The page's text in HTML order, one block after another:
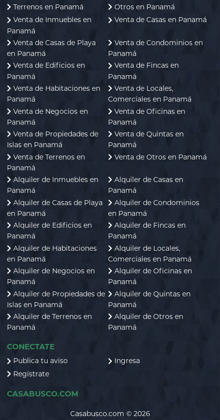
Terrenos en Panamá
Otros en Panamá
Venta de Inmuebles en
Panamá
Venta de Casas en Panamá
Venta de Casas de Playa
en Panamá
Venta de Condominios en
Panamá
Venta de Edificios en
Panamá
Venta de Fincas en
Panamá
Venta de Habitaciones en
Panamá
Venta de Locales,
Comerciales en Panamá
Venta de Negocios en
Panamá
Venta de Oficinas en
Panamá
Venta de Propiedades de
Islas en Panamá
Venta de Quintas en
Panamá
Venta de Terrenos en
Panamá
Venta de Otros en Panamá
Alquiler de Inmuebles en
Panamá
Alquiler de Casas en
Panamá
Alquiler de Casas de Playa
en Panamá
Alquiler de Condominios
en Panamá
Alquiler de Edificios en
Panamá
Alquiler de Fincas en
Panamá
Alquiler de Habitaciones
en Panamá
Alquiler de Locales,
Comerciales en Panamá
Alquiler de Negocios en
Panamá
Alquiler de Oficinas en
Panamá
Alquiler de Propiedades de
Islas en Panamá
Alquiler de Quintas en
Panamá
Alquiler de Terrenos en
Panamá
Alquiler de Otros en
Panamá
CONECTATE
Publica tu aviso
Ingresa
Regístrate
CASABUSCO.COM
Casabusco.com © 2026